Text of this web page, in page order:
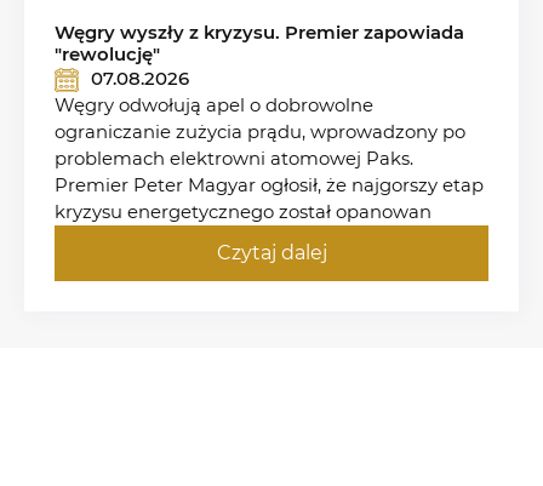
Węgry wyszły z kryzysu. Premier zapowiada
"rewolucję"
07.08.2026
Węgry odwołują apel o dobrowolne
ograniczanie zużycia prądu, wprowadzony po
problemach elektrowni atomowej Paks.
Premier Peter Magyar ogłosił, że najgorszy etap
kryzysu energetycznego został opanowan
Czytaj dalej